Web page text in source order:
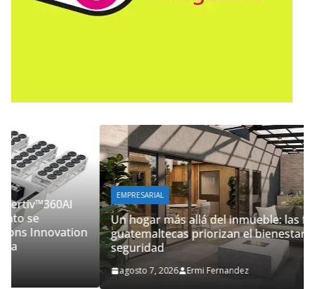
EMPRESARIAL
Un hogar más allá del inmueble: las familias
guatemaltecas priorizan el bienestar y la
Ermi Fernandez